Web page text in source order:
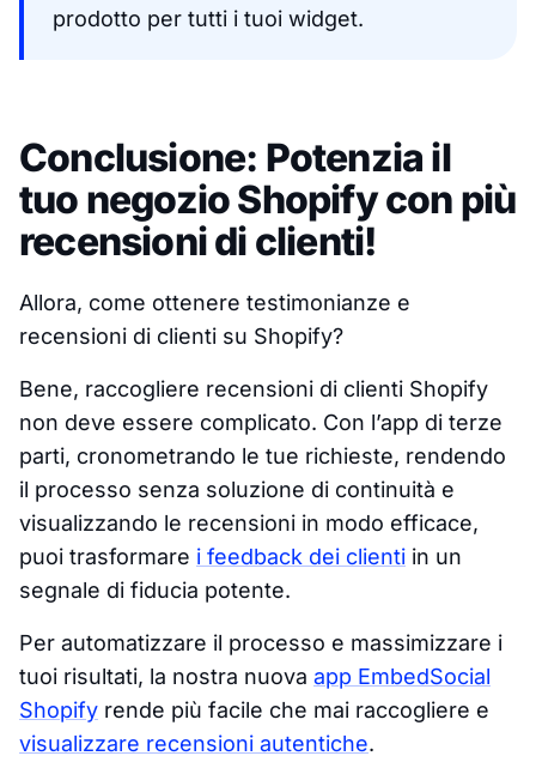
prodotto per tutti i tuoi widget.
Conclusione: Potenzia il
tuo negozio Shopify con più
recensioni di clienti!
Allora, come ottenere testimonianze e
recensioni di clienti su Shopify?
Bene, raccogliere recensioni di clienti Shopify
non deve essere complicato. Con l’app di terze
parti, cronometrando le tue richieste, rendendo
il processo senza soluzione di continuità e
visualizzando le recensioni in modo efficace,
puoi trasformare i feedback dei clienti in un
segnale di fiducia potente.
Per automatizzare il processo e massimizzare i
tuoi risultati, la nostra nuova app EmbedSocial
Shopify rende più facile che mai raccogliere e
visualizzare recensioni autentiche.